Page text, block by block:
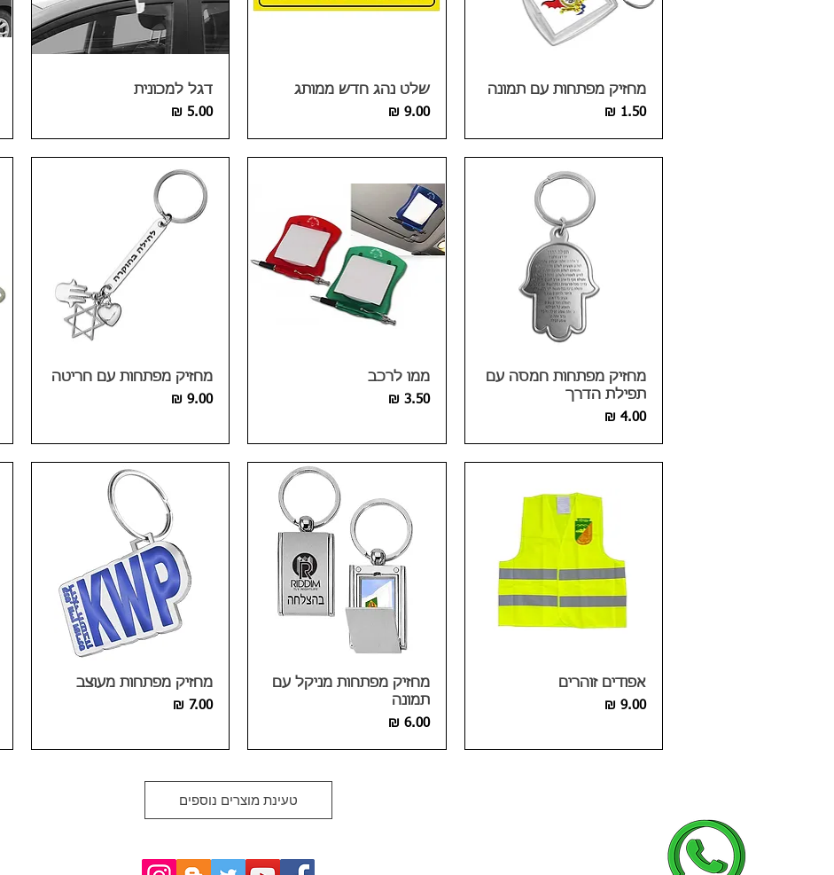
מחזיק מפתחות עם תמונה
מחיר
שלט נהג חדש ממותג
מחיר‏9.00 ‏₪
דגל למכונית
מחיר
מחזיק מפתחות חמסה עם
תפילת הדרך
מחיר
ממו לרכב
מחיר‏3.50 ‏₪
מחזיק מפתחות עם חריטה
מחיר
אפודים זוהרים
מחיר
מחזיק מפתחות מניקל עם
תמונה
מחיר‏6.00 ‏₪
מחזיק מפתחות מעוצב
מחיר
טעינת מוצרים נוספים